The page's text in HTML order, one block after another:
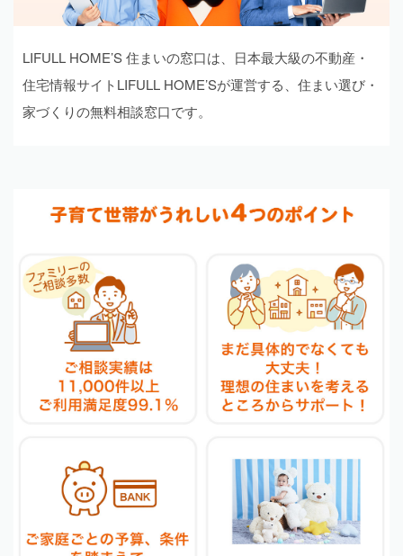
LIFULL HOME’S 住まいの窓口は、日本最大級の不動産・
住宅情報サイトLIFULL HOME’Sが運営する、住まい選び・
家づくりの無料相談窓口です。